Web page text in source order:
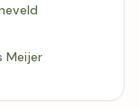
Meijer